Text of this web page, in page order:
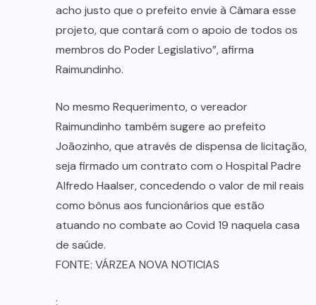
acho justo que o prefeito envie à Câmara esse
projeto, que contará com o apoio de todos os
membros do Poder Legislativo”, afirma
Raimundinho.
No mesmo Requerimento, o vereador
Raimundinho também sugere ao prefeito
Joãozinho, que através de dispensa de licitação,
seja firmado um contrato com o Hospital Padre
Alfredo Haalser, concedendo o valor de mil reais
como bônus aos funcionários que estão
atuando no combate ao Covid 19 naquela casa
de saúde.
FONTE: VÁRZEA NOVA NOTICIAS
: